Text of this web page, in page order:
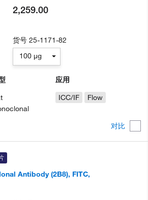
对比
应用
ICC/IF
Flow
2,259.00
货号25-1171-82
100 µg
Antibody (2B8), FITC,